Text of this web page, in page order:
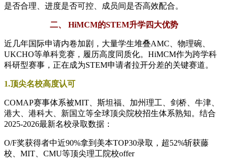
是否合理、进度是否可控、成员间是否高效配合。
二、 HiMCM的STEM升学四大优势
近几年国际申请内卷加剧，大量学生堆叠AMC、物理碗、
UKCHO等单科竞赛，履历高度同质化。HiMCM作为跨学科
科研型赛事，正在成为STEM申请者拉开分差的关键赛道。
1.顶尖名校高度认可
COMAP赛事体系被MIT、斯坦福、加州理工、剑桥、牛津、
港大、港科大、新国立等全球顶尖院校招生体系熟知。结合
2025-2026最新名校录取数据：
O/F奖获得者中近90%拿到美本TOP30录取，超52%斩获藤
校、MIT、CMU等顶尖理工院校offer